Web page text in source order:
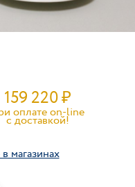
159 220₽
оплате on-line
c доставкой!
магазинах